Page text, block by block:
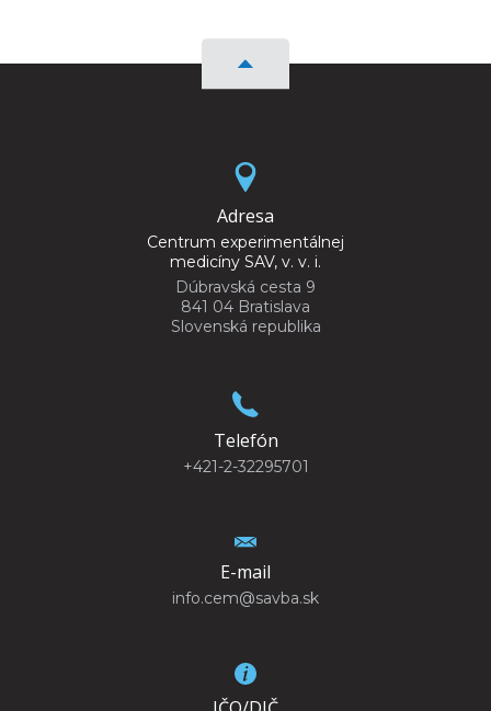
Adresa
Centrum experimentálnej
medicíny SAV, v. v. i.
Dúbravská cesta 9
841 04 Bratislava
Slovenská republika
Telefón
+421-2-32295701
E-mail
info.cem@savba.sk